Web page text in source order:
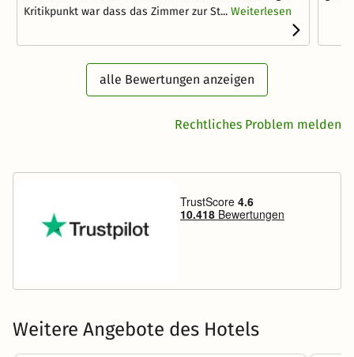
Kritikpunkt war dass das Zimmer zur St... Weiterlesen
alle Bewertungen anzeigen
Rechtliches Problem melden
Weitere Angebote des Hotels